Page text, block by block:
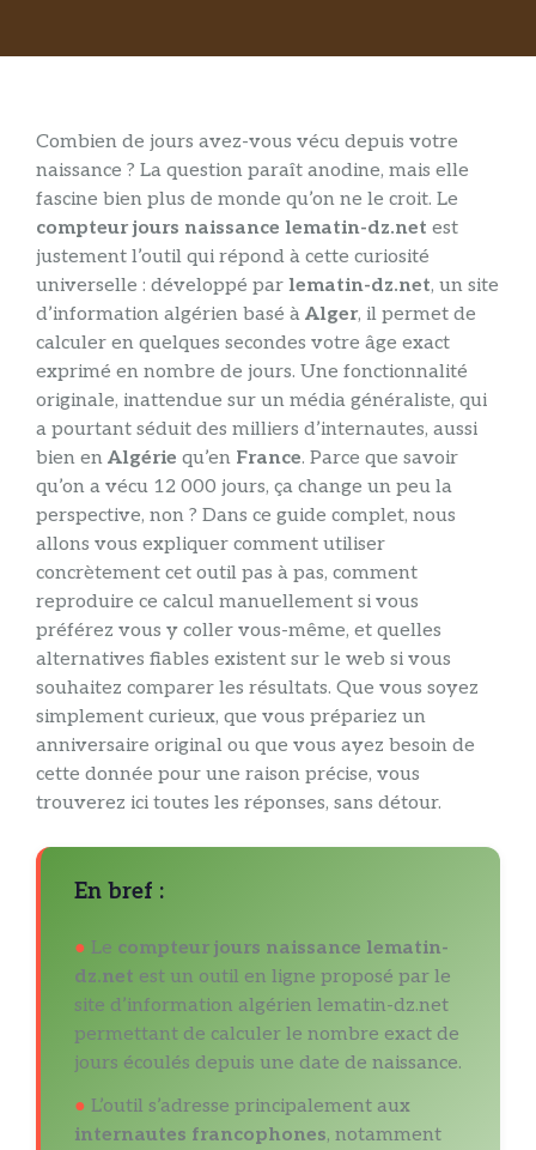
Combien de jours avez-vous vécu depuis votre
naissance ? La question paraît anodine, mais elle
fascine bien plus de monde qu’on ne le croit. Le
compteur jours naissance lematin-dz.net est
justement l’outil qui répond à cette curiosité
universelle : développé par lematin-dz.net, un site
d’information algérien basé à Alger, il permet de
calculer en quelques secondes votre âge exact
exprimé en nombre de jours. Une fonctionnalité
originale, inattendue sur un média généraliste, qui
a pourtant séduit des milliers d’internautes, aussi
bien en Algérie qu’en France. Parce que savoir
qu’on a vécu 12 000 jours, ça change un peu la
perspective, non ? Dans ce guide complet, nous
allons vous expliquer comment utiliser
concrètement cet outil pas à pas, comment
reproduire ce calcul manuellement si vous
préférez vous y coller vous-même, et quelles
alternatives fiables existent sur le web si vous
souhaitez comparer les résultats. Que vous soyez
simplement curieux, que vous prépariez un
anniversaire original ou que vous ayez besoin de
cette donnée pour une raison précise, vous
trouverez ici toutes les réponses, sans détour.
En bref :
● Le compteur jours naissance lematin-
dz.net est un outil en ligne proposé par le
site d’information algérien lematin-dz.net
permettant de calculer le nombre exact de
jours écoulés depuis une date de naissance.
● L’outil s’adresse principalement aux
internautes francophones, notamment